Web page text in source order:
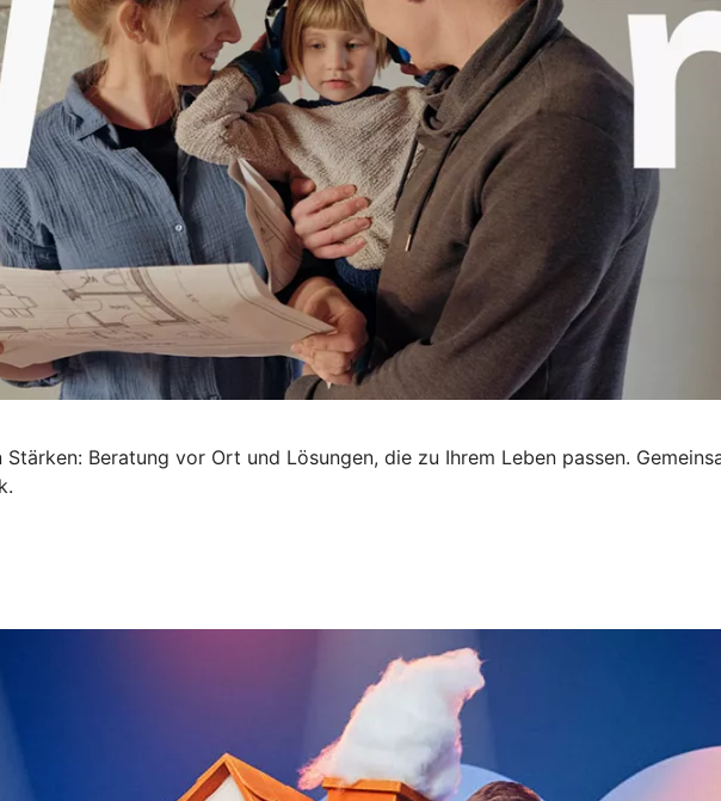
Beratung vor Ort und Lösungen, die zu Ihrem Leben passen.